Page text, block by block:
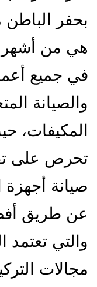
بحفر
هي من أشهر
في جميع
والصيانة
المكيفات،
تحرص على
صيانة أجهزة
عن طريق
والتي
مجالات